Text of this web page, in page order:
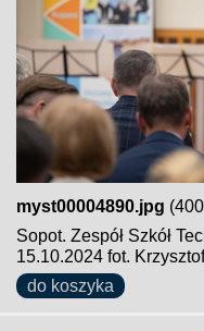
myst00004890.jpg
Sopot. Zespół Szkół
15.10.2024 fot.
do koszyka